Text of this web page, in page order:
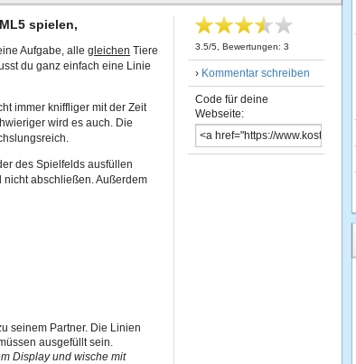
spielen,
Aufgabe, alle gleichen Tiere
du ganz einfach eine Linie
immer kniffliger mit der Zeit
wird es auch. Die
des Spielfelds ausfüllen
nicht abschließen. Außerdem
seinem Partner. Die Linien
ausgefüllt sein.
Display und wische mit
3.5/5 , Bewertungen: 3
› Kommentar schreiben
Code für deine
Webseite: